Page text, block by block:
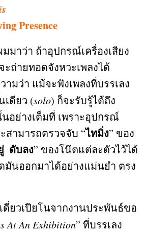
Presence
มาว่า ถ้าอุปกรณ์เครื่องเสียง
ถ่ายทอดจังหวะเพลงได้
มว่า แม้จะฟังเพลงที่บรรเลง
เดียว (solo) ก็จะรับรู้ได้ถึง
อย่างเต็มที่ เพราะอุปกรณ์
สามารถตรวจจับ “ไทมิ่ง” ของ
–ดับลง” ของโน๊ตแต่ละตัวไว้ได้
มันออกมาได้อย่างแม่นยำ ตรง
ดี่ยวเปียโนจากงานประพันธ์ขอ
At An Exhibition” ที่บรรเลง